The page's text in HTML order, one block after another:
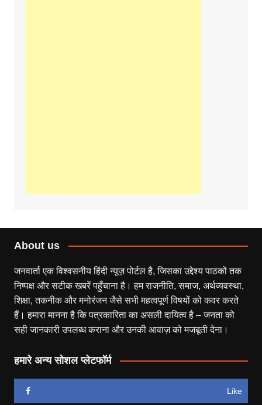
About us
जनवार्ता एक विश्वसनीय हिंदी न्यूज़ पोर्टल है, जिसका उद्देश्य पाठकों तक
निष्पक्ष और सटीक खबरें पहुँचाना है। हम राजनीति, समाज, अर्थव्यवस्था,
शिक्षा, तकनीक और मनोरंजन जैसे सभी महत्वपूर्ण विषयों को कवर करते
हैं। हमारा मानना है कि पत्रकारिता का असली दायित्व है – जनता को
सही जानकारी उपलब्ध कराना और उनकी आवाज़ को मजबूती देना।
हमारे अन्य सोशल प्लेटफॉर्म
Like